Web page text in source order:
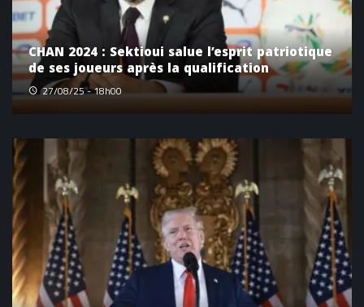
CHAN 2024 : Sektioui salue l’esprit patriotique
de ses joueurs après la qualification
27/08/25 - 18h00